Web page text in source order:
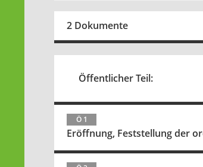
2 Dokumente
Öffentlicher Teil:
Ö 1
Eröffnung, Feststellung der